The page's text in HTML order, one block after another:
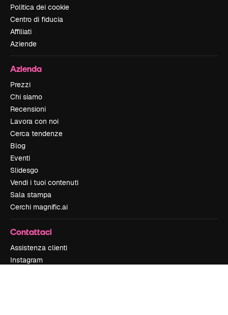
Politica dei cookie
Centro di fiducia
Affiliati
Aziende
Azienda
Prezzi
Chi siamo
Recensioni
Lavora con noi
Cerca tendenze
Blog
Eventi
Slidesgo
Vendi i tuoi contenuti
Sala stampa
Cerchi magnific.ai
Contattaci
Assistenza clienti
Instagram